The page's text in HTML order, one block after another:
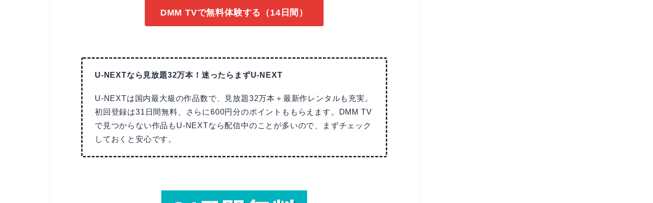
DMM TVで無料体験する（14日間）
U-NEXTなら見放題32万本！迷ったらまずU-NEXT
U-NEXTは国内最大級の作品数で、見放題32万本＋最新作レンタルも充実。
初回登録は31日間無料、さらに600円分のポイントももらえます。DMM TV
で見つからない作品もU-NEXTなら配信中のことが多いので、まずチェック
しておくと安心です。